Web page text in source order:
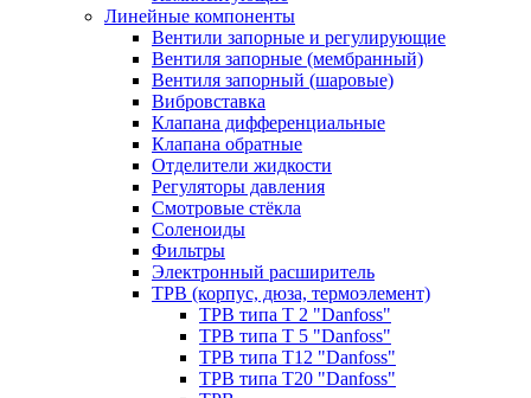
Линейные компоненты
Вентили запорные и регулирующие
Вентиля запорные (мембранный)
Вентиля запорный (шаровые)
Вибровставка
Клапана дифференциальные
Клапана обратные
Отделители жидкости
Регуляторы давления
Смотровые стёкла
Соленоиды
Фильтры
Электронный расширитель
ТРВ (корпус, дюза, термоэлемент)
ТРВ типа Т 2 "Danfoss"
ТРВ типа Т 5 "Danfoss"
ТРВ типа Т12 "Danfoss"
ТРВ типа Т20 "Danfoss"